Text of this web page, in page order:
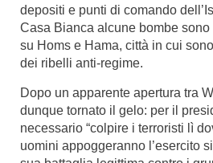
depositi e punti di comando
Casa Bianca alcune bombe
su Homs e Hama, città in cui
dei ribelli anti-regime.
Dopo un apparente apertura tra
dunque tornato il gelo: per il
necessario “colpire i terroristi lì
uomini appoggeranno l’esercito